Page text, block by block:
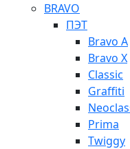
BRAVO
ПЭТ
Bravo A
Bravo X
Classic
Graffiti
Prima
Twiggy